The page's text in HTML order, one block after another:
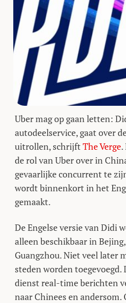
Uber mag op gaan letten:
autodeelservice, gaat over
uitrollen, schrijft The Verge.
de rol van Uber over in
gevaarlijke concurrent te
wordt binnenkort in het
gemaakt.
De Engelse versie van Didi
alleen beschikbaar in
Guangzhou. Niet veel later
steden worden toegevoegd.
dienst real-time berichten
naar Chinees en